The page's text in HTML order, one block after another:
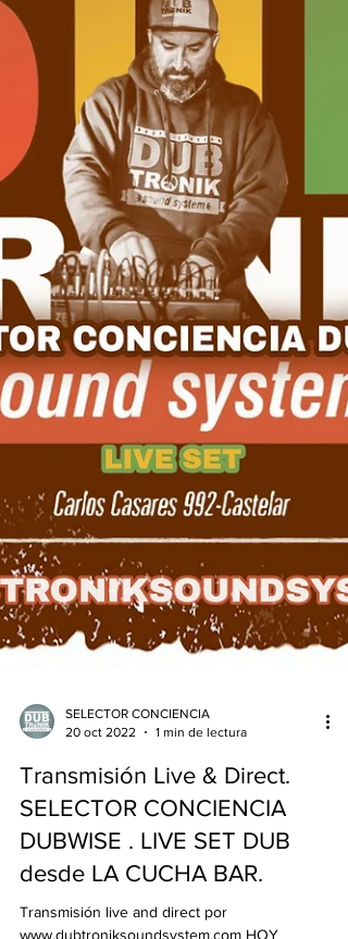
SELECTOR CONCIENCIA
Transmisión Live & Direct.
SELECTOR CONCIENCIA
desde LA CUCHA BAR.